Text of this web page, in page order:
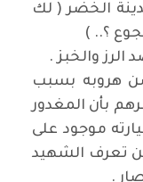
الخضر ( لك
؟.. )
الرز والخبز .
هروبه بسبب
بأن المغدور
موجود على
تعرف الشهيد
.